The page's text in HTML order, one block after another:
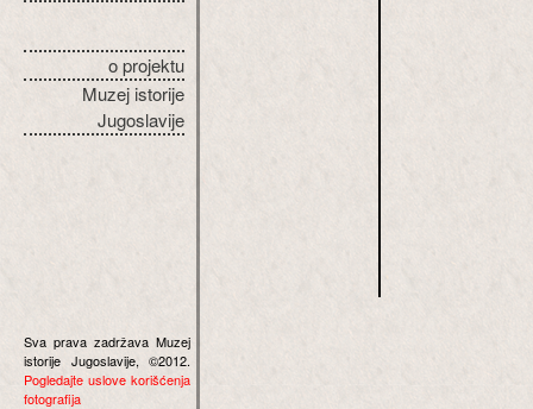
o projektu
Muzej istorije
Jugoslavije
Sva prava zadržava Muzej
istorije Jugoslavije, ©2012.
Pogledajte uslove korišćenja
fotografija